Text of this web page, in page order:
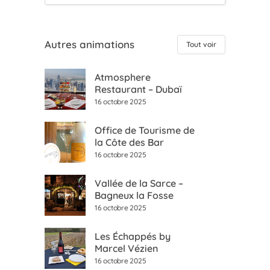
Autres animations Tout voir
Atmosphere
Restaurant – Dubaï
16 octobre 2025
Office de Tourisme de
la Côte des Bar
16 octobre 2025
Vallée de la Sarce –
Bagneux la Fosse
16 octobre 2025
Les Échappés by
Marcel Vézien
16 octobre 2025